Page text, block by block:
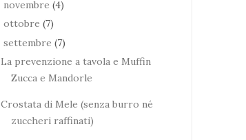
novembre (4)
ottobre (7)
settembre (7)
La prevenzione a tavola e Muffin
Zucca e Mandorle
Crostata di Mele (senza burro né
zuccheri raffinati)